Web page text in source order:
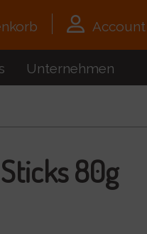
Account
Unternehmen
80g